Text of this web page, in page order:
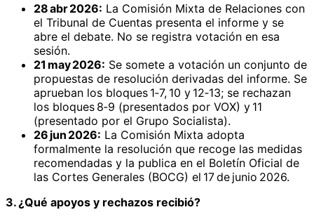
28 abr 2026: La Comisión Mixta de Relaciones con
el Tribunal de Cuentas presenta el informe y se
abre el debate. No se registra votación en esa
sesión.
21 may 2026: Se somete a votación un conjunto de
propuestas de resolución derivadas del informe. Se
aprueban los bloques 1‑7, 10 y 12‑13; se rechazan
los bloques 8‑9 (presentados por VOX) y 11
(presentado por el Grupo Socialista).
26 jun 2026: La Comisión Mixta adopta
formalmente la resolución que recoge las medidas
recomendadas y la publica en el Boletín Oficial de
las Cortes Generales (BOCG) el 17 de junio 2026.
3. ¿Qué apoyos y rechazos recibió?